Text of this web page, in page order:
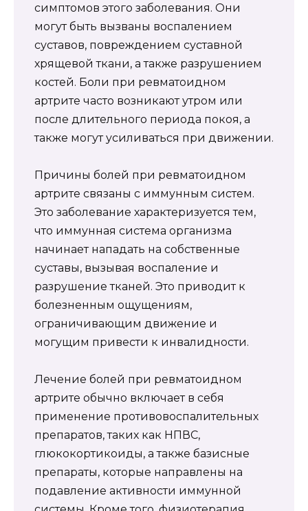
симптомов этого заболевания. Они
могут быть вызваны воспалением
суставов, повреждением суставной
хрящевой ткани, а также разрушением
костей. Боли при ревматоидном
артрите часто возникают утром или
после длительного периода покоя, а
также могут усиливаться при движении.
Причины болей при ревматоидном
артрите связаны с иммунным систем.
Это заболевание характеризуется тем,
что иммунная система организма
начинает нападать на собственные
суставы, вызывая воспаление и
разрушение тканей. Это приводит к
болезненным ощущениям,
ограничивающим движение и
могущим привести к инвалидности.
Лечение болей при ревматоидном
артрите обычно включает в себя
применение противовоспалительных
препаратов, таких как НПВС,
глюкокортикоиды, а также базисные
препараты, которые направлены на
подавление активности иммунной